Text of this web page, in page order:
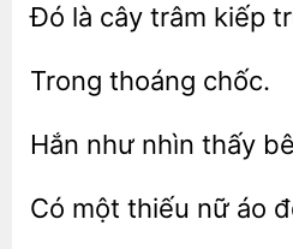
Đó là cây trâm kiếp
Hắn
Có một nữ áo